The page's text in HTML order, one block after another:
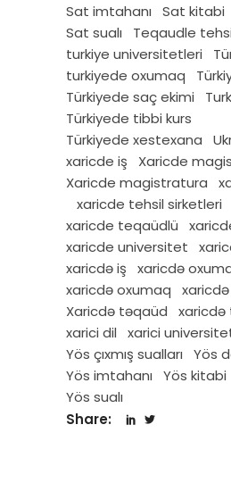
Sat imtahanı
Sat kitabi
Sat sualı
Teqaudle
turkiye universitetleri
turkiyede oxumaq
Türkiyede saç ekimi
Türkiyede tibbi kurs
Türkiyede xestexana
xaricde iş
Xaricde
Xaricde magistratura
xaricde tehsil sirketleri
xaricde teqaüdlü
xaricde universitet
xaricdə iş
xaricdə
xaricdə oxumaq
Xaricdə təqaüd
xaricdə
xarici dil
xarici
Yös çıxmış sualları
Yös
Yös imtahanı
Yös kitabi
Yös sualı
Share: